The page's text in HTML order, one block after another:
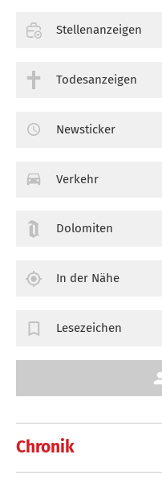
Chronik
Stellenanzeigen
Todesanzeigen
Newsticker
Verkehr
Dolomiten
In der Nähe
Lesezeichen